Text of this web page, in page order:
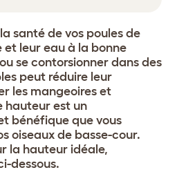
santé de vos poules de
leur eau à la bonne
se contorsionner dans des
peut réduire leur
les mangeoires et
hauteur est un
bénéfique que vous
oiseaux de basse-cour.
la hauteur idéale,
dessous.